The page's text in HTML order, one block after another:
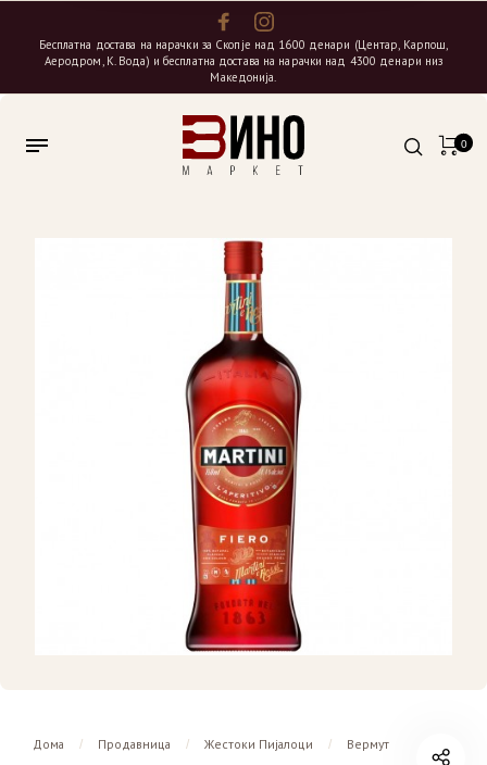
Бесплатна достава на нарачки за Скопје над 1600 денари (Центар, Карпош,
Аеродром, К. Вода) и бесплатна достава на нарачки над 4300 денари низ
Македонија.
0
Дома / Продавница / Жестоки Пијалоци / Вермут